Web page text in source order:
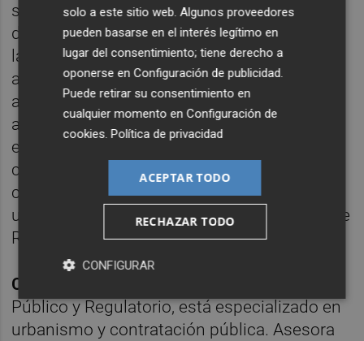
situaciones de insolvencia más relevantes
del mercado español, interviniendo tanto en
la definición de estrategias como en el
asesoramiento jurídico a deudores,
acreedores e instituciones. Su experiencia
aporta una visión transversal y estratégica
en escenarios complejos, combinando la
comprensión del negocio con un gran
conocimiento técnico, lo que la convierte en
una figura clave para el desarrollo del área de
Reestructuraciones.
Carlos Morales Ruiz
Público y Regulatorio, está especializado en
urbanismo y contratación pública. Asesora
solo a este sitio web. Algunos proveedores
pueden basarse en el interés legítimo en
lugar del consentimiento; tiene derecho a
oponerse enConfiguración de publicidad
Puede retirar su consentimiento en
cualquier momento enConfiguración de
cookies .Política de privacidad
ACEPTAR TODO
RECHAZAR TODO
CONFIGURAR